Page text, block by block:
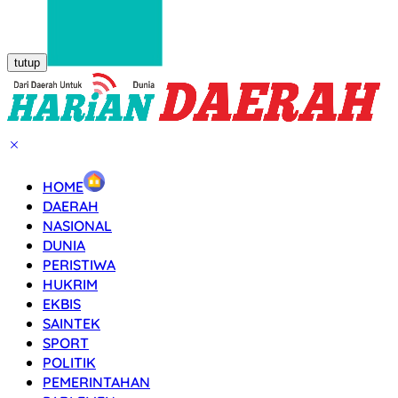
tutup
HOME
DAERAH
NASIONAL
DUNIA
PERISTIWA
HUKRIM
EKBIS
SAINTEK
SPORT
POLITIK
PEMERINTAHAN